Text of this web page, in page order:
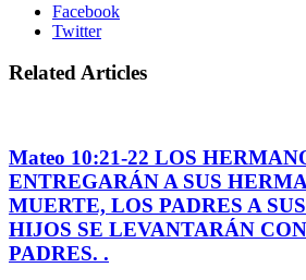
Facebook
Twitter
Related Articles
Mateo 10:21-22 LOS
ENTREGARÁN A SUS
MUERTE, LOS PADRES A
HIJOS SE LEVANTARÁN
PADRES. .